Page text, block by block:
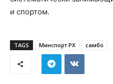
и спортом.
TAGS Минспорт РХ самбо